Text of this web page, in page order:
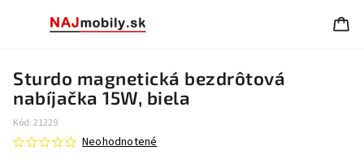
Sturdo magnetická bezdrôtová
nabíjačka 15W, biela
Kód:21229
Neohodnotené